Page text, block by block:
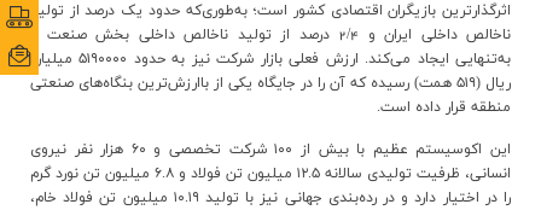
اثرگذارترین بازیگران اقتصادی کشور است؛ به‌طوری‌که حدود یک درصد از تولید
ناخالص داخلی ایران و 2/4 درصد از تولید ناخالص داخلی بخش صنعت را
به‌تنهایی ایجاد می‌کند. ارزش فعلی بازار شرکت نیز به حدود ۵۱۹۰۰۰۰ میلیارد
ریال (۵۱۹ همت) رسیده که آن را در جایگاه یکی از باارزش‌ترین بنگاه‌های صنعتی
منطقه قرار داده است.
این اکوسیستم عظیم با بیش از ۱۰۰ شرکت تخصصی و ۶۰ هزار نفر نیروی
انسانی، ظرفیت تولیدی سالانه ۱۲.۵ میلیون تن فولاد و ۶.۸ میلیون تن نورد گرم
را در اختیار دارد و در رده‌بندی جهانی نیز با تولید ۱۰.۱۹ میلیون تن فولاد خام،